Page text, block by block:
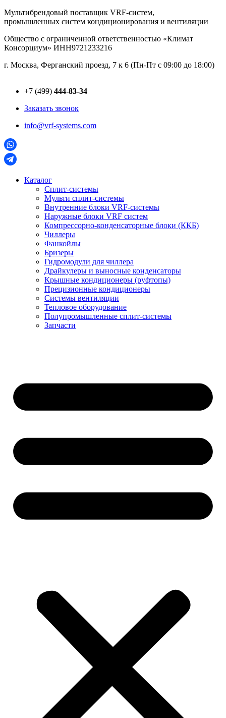
Перейти
к
Мультибрендовый поставщик VRF-cистем,
промышленных систем кондиционирования и вентиляции
Общество с ограниченной ответственностью «Климат
Консорциум» ИНН9721233216
г. Москва, Ферганский проезд, 7 к 6 (Пн-Пт с 09:00 до 18:00)
+7 (499) 444-83-34
Заказать звонок
info@vrf-systems.com
Каталог
Сплит-системы
Мульти сплит-системы
Внутренние блоки VRF-cистемы
Наружные блоки VRF cистем
Компрессорно-конденсаторные блоки (ККБ)
Чиллеры
Фанкойлы
Бризеры
Гидромодули для чиллера
Драйкулеры и выносные конденсаторы
Крышные кондиционеры (руфтопы)
Прецизионные кондиционеры
Системы вентиляции
Тепловое оборудование
Полупромышленные сплит-системы
Запчасти